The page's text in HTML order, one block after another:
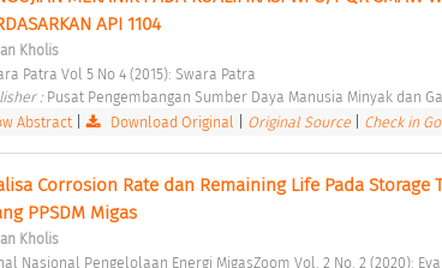
API 1104
Kholis
Patra Vol 5 No 4 (2015): Swara Patra
: Pusat Pengembangan Sumber Daya Manusia Minyak dan
Abstract| Download Original Original Source Check in
Corrosion Rate dan Remaining Life Pada Storage
PPSDM Migas
Kholis